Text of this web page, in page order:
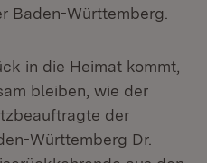
Baden-Württemberg.
in die Heimat kommt,
bleiben, wie der
der
Württemberg Dr.